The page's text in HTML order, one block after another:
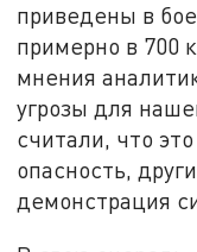
приведены в
примерно в 700
мнения
угрозы для
считали, что
опасность,
демонстрация